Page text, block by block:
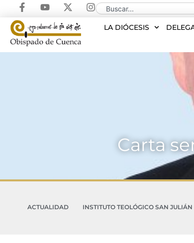
LA DIÓCESIS
Carta
ACTUALIDAD INSTITUTO TEOLÓGICO SAN JULIÁN